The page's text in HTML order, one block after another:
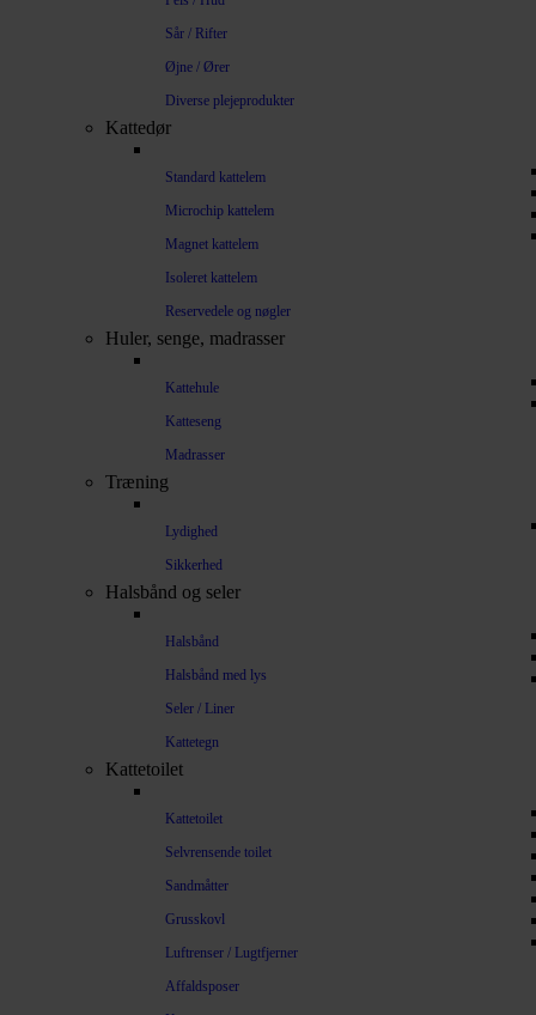
Sår / Rifter
Øjne / Ører
Diverse plejeprodukter
Kattedør
Standard kattelem
Microchip kattelem
Magnet kattelem
Isoleret kattelem
Reservedele og nøgler
Huler, senge, madrasser
Kattehule
Katteseng
Madrasser
Træning
Lydighed
Sikkerhed
Halsbånd og seler
Halsbånd
Halsbånd med lys
Seler / Liner
Kattetegn
Kattetoilet
Kattetoilet
Selvrensende toilet
Sandmåtter
Grusskovl
Luftrenser / Lugtfjerner
Affaldsposer